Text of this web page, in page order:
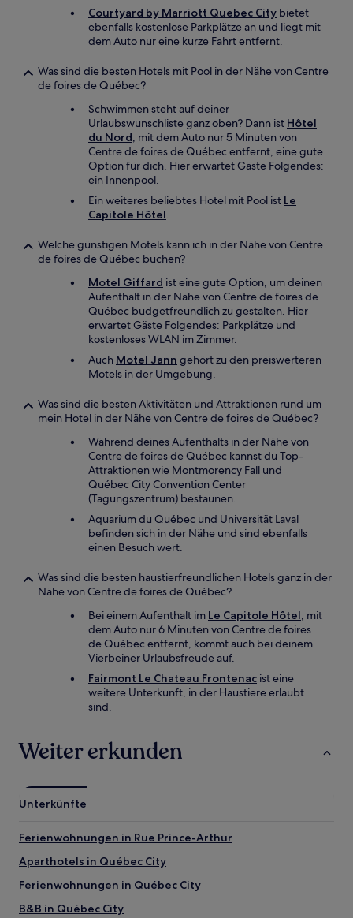
Courtyard by Marriott Quebec City bietet
ebenfalls kostenlose Parkplätze an und liegt mit
dem Auto nur eine kurze Fahrt entfernt.
Was sind die besten Hotels mit Pool in der Nähe von Centre
de foires de Québec?
Schwimmen steht auf deiner
Urlaubswunschliste ganz oben? Dann ist Hôtel
du Nord, mit dem Auto nur 5 Minuten von
Centre de foires de Québec entfernt, eine gute
Option für dich. Hier erwartet Gäste Folgendes:
ein Innenpool.
Ein weiteres beliebtes Hotel mit Pool ist Le
Capitole Hôtel.
Welche günstigen Motels kann ich in der Nähe von Centre
de foires de Québec buchen?
Motel Giffard ist eine gute Option, um deinen
Aufenthalt in der Nähe von Centre de foires de
Québec budgetfreundlich zu gestalten. Hier
erwartet Gäste Folgendes: Parkplätze und
kostenloses WLAN im Zimmer.
Auch Motel Jann gehört zu den preiswerteren
Motels in der Umgebung.
Was sind die besten Aktivitäten und Attraktionen rund um
mein Hotel in der Nähe von Centre de foires de Québec?
Während deines Aufenthalts in der Nähe von
Centre de foires de Québec kannst du Top-
Attraktionen wie Montmorency Fall und
Québec City Convention Center
(Tagungszentrum) bestaunen.
Aquarium du Québec und Universität Laval
befinden sich in der Nähe und sind ebenfalls
einen Besuch wert.
Was sind die besten haustierfreundlichen Hotels ganz in der
Nähe von Centre de foires de Québec?
Bei einem Aufenthalt im Le Capitole Hôtel, mit
dem Auto nur 6 Minuten von Centre de foires
de Québec entfernt, kommt auch bei deinem
Vierbeiner Urlaubsfreude auf.
Fairmont Le Chateau Frontenac ist eine
weitere Unterkunft, in der Haustiere erlaubt
sind.
Weiter erkunden
Unterkünfte
Ferienwohnungen in Rue Prince-Arthur
Aparthotels in Québec City
Ferienwohnungen in Québec City
B&B in Québec City